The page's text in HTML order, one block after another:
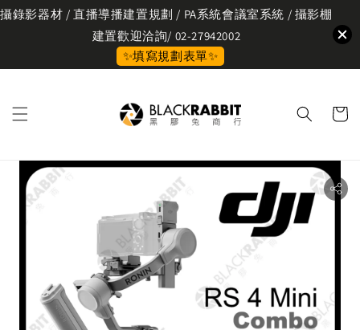
攝錄影器材 / 直播導播建置規劃 / PA系統會議室系統 / 攝影棚
建置歡迎洽詢/ 02-27942002
✨填寫規劃表單✨